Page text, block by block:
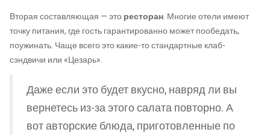
Вторая составляющая — эторесторан. Многие отели имеют
точку питания, где гость гарантированно может пообедать,
поужинать. Чаще всего это какие-то стандартные клаб-
сэндвичи или «Цезарь».
Даже если это будет вкусно, навряд ли вы
вернетесь из-за этого салата повторно. А
вот авторские блюда, приготовленные по